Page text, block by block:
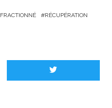
FRACTIONNÉ
RÉCUPÉRATION